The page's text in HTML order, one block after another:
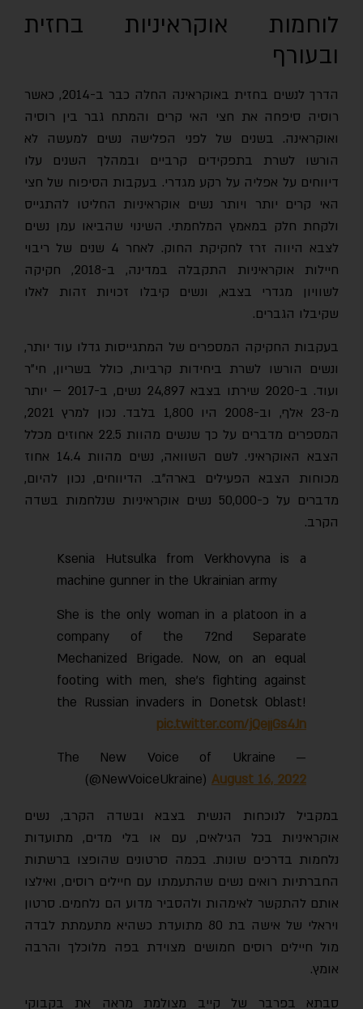
לוחמות אוקראיניות בחזית
ובעורף
הדרך לנשים בחזית באוקראינה החלה כבר ב-2014, כאשר
רוסיה סיפחה את חצי האי קרים והמתח גבר בין רוסיה
ואוקראינה. בשנים של לפני הפלישה נשים למעשה לא
הורשו לשרת בתפקידים קרביים ובמהלך השנים עלו
דיווחים על אפליה על רקע מגדרי. בעקבות הסיפוח של חצי
האי קרים יותר ויותר נשים אוקראיניות החליטו להתגייס
ולקחת חלק במאמץ המלחמתי. השינוי שהביאו עמן נשים
לצבא היווה זרז לחקיקת החוק. לאחר 4 שנים של ריבוי
חיילות אוקראיניות התקבלה במדינה, ב-2018, חקיקה
לשוויון מגדרי בצבא, ונשים קיבלו זכויות זהות לאלו
שקיבלו הגברים.
בעקבות החקיקה המספרים של המתגייסות גדלו עוד יותר,
ונשים הורשו לשרת ביחידות קרביות, כולל בשריון, חי"ר
ועוד. ב-2020 שירתו בצבא 24,897 נשים, ב-2017 – יותר
מ-23 אלף, וב-2008 היו 1,800 בלבד. נכון למרץ 2021,
המספרים מדברים על כך שנשים מהוות 22.5 אחוזים מכלל
הצבא האוקראיני. לשם השוואה, נשים מהוות 14.4 אחוז
מכוחות הצבא הפעילים בארה"ב. הדיווחים, נכון להיום,
מדברים על כ-50,000 נשים אוקראיניות שנלחמות בשדה
הקרב.
Ksenia Hutsulka from Verkhovyna is a
machine gunner in the Ukrainian army
She is the only woman in a platoon in a
company of the 72nd Separate
Mechanized Brigade. Now, on an equal
footing with men, she's fighting against
the Russian invaders in Donetsk Oblast!
pic.twitter.com/jQejjGs4Jn
— The New Voice of Ukraine
(@NewVoiceUkraine)August 16, 2022
במקביל לנוכחות הנשית בצבא ובשדה הקרב, נשים
אוקראיניות בכל הגילאים, עם או בלי מדים, מתועדות
נלחמות בדרכים שונות. בכמה סרטונים שהופצו ברשתות
החברתיות רואים נשים שהתעמתו עם חיילים רוסים, ואילצו
אותם להתקשר לאימהות ולהסביר מדוע הם נלחמים. סרטון
ויראלי של אישה בת 80 מתועדת כשהיא מתעמתת לבדה
מול חיילים רוסים חמושים מצוידת בפה מלוכלך והרבה
אומץ.
סבתא בפרבר של קייב מצולמת מראה את בקבוקי